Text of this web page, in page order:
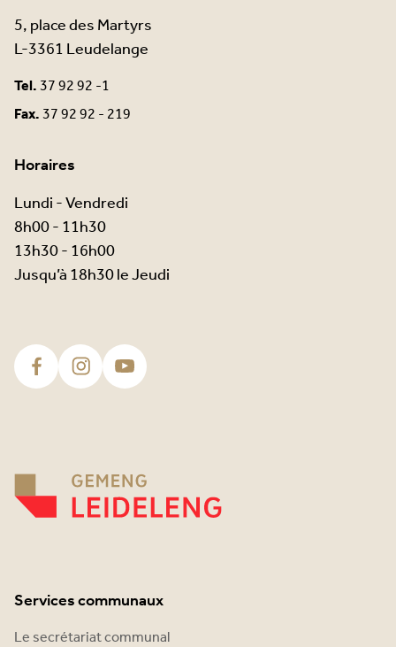
5, place des Martyrs
L-3361 Leudelange
Tel.37 92 92 -1
Fax.37 92 92 - 219
Horaires
Lundi - Vendredi
8h00 - 11h30
13h30 - 16h00
Jusqu’à 18h30 le Jeudi
Services communaux
Le secrétariat communal